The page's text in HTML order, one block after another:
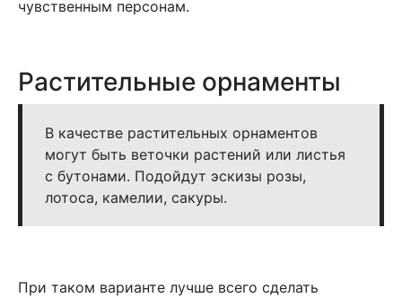
чувственным персонам.
Растительные орнаменты
В качестве растительных орнаментов
могут быть веточки растений или листья
с бутонами. Подойдут эскизы розы,
лотоса, камелии, сакуры.
При таком варианте лучше всего сделать